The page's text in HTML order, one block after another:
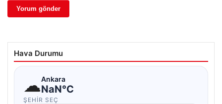
Hava Durumu
☁Ankara
NaN°C
ŞEHIR SEÇ